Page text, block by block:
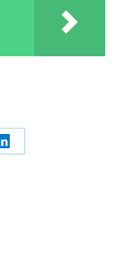
Share